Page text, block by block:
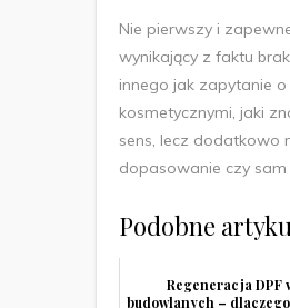
Nie pierwszy i
wynikający z faktu
innego jak zapytanie
kosmetycznymi, jaki
sens, lecz dodatkowo
dopasowanie czy
Podobne
Regeneracja DPF
budowlanych –